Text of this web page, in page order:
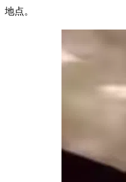
地点。